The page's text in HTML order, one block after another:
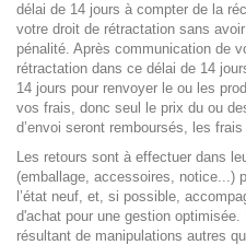
délai de 14 jours à compter de la
votre droit de rétractation sans
pénalité. Après communication de
rétractation dans ce délai de 14
14 jours pour renvoyer le ou les
vos frais, donc seul le prix du ou
d’envoi seront remboursés, les
Les retours sont à effectuer dans
(emballage, accessoires, notice...)
l’état neuf, et, si possible,
d'achat pour une gestion
résultant de manipulations autres